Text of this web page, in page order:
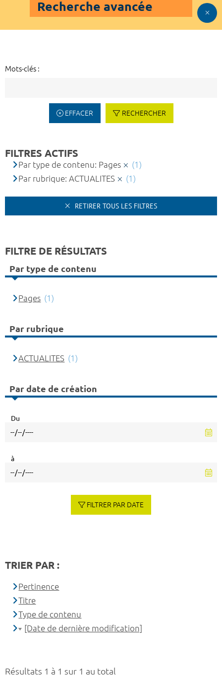
Recherche avancée
Mots-clés :
EFFACER RECHERCHER
Résultats 1 à 1 sur 1 au total
FILTRES ACTIFS
Par type de contenu: Pages
(1)
Par rubrique: ACTUALITES
(1)
RETIRER TOUS LES FILTRES
FILTRE DE RÉSULTATS
Par type de contenu
Pages (1)
Par rubrique
ACTUALITES (1)
Par date de création
Du
à
FILTRER PAR DATE
TRIER PAR :
Pertinence
Titre
Type de contenu
[Date de dernière modification]